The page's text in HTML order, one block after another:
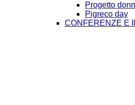
Progetto
Pigreco day
CONFERENZE E